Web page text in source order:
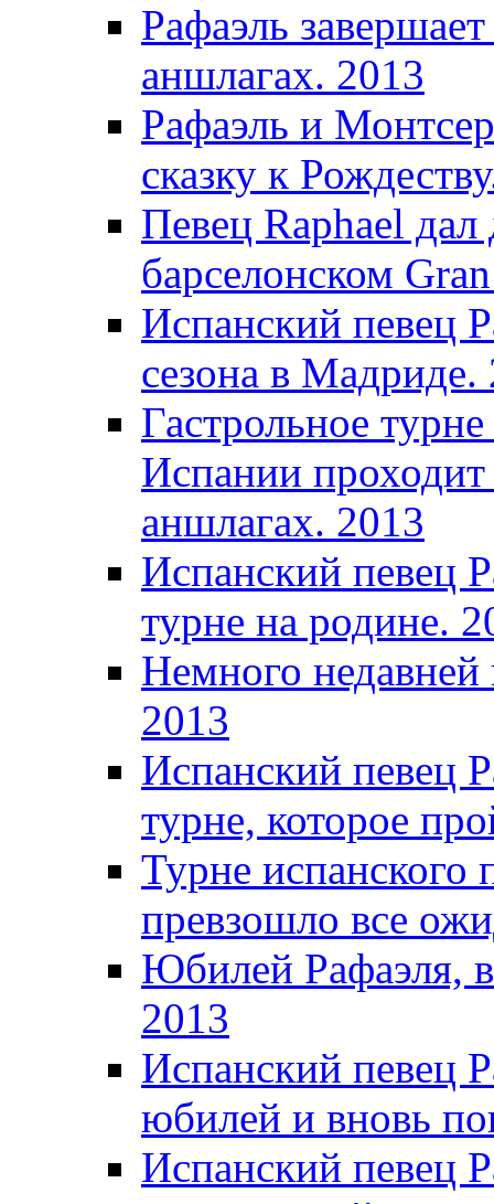
Рафаэль
аншлагах. 2013
Рафаэль и
сказку к
Певец Raphael дал
барселонском
Испанский певец
сезона в Мадриде.
Гастрольное
Испании
аншлагах. 2013
Испанский певец
турне на родине.
Немного
2013
Испанский певец
турне, которое
Турне
превзошло все
Юбилей Рафаэля,
2013
Испанский певец
юбилей и вновь
Испанский певец